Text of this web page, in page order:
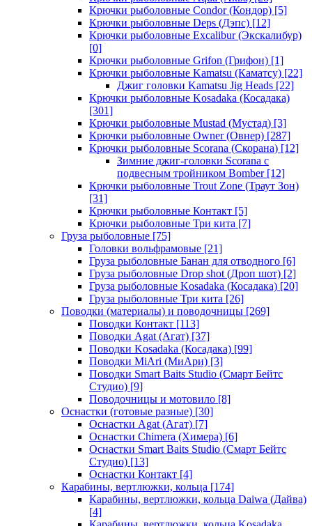
Крючки рыболовные Condor (Кондор) [5]
Крючки рыболовные Deps (Дэпс) [12]
Крючки рыболовные Excalibur (Экскалибур)
[0]
Крючки рыболовные Grifon (Грифон) [1]
Крючки рыболовные Kamatsu (Каматсу) [22]
Джиг головки Kamatsu Jig Heads [22]
Крючки рыболовные Kosadaka (Косадака)
[301]
Крючки рыболовные Mustad (Мустад) [3]
Крючки рыболовные Owner (Овнер) [287]
Крючки рыболовные Scorana (Скорана) [12]
Зимние джиг-головки Scorana с
подвесным тройником Bomber[12]
Крючки рыболовные Trout Zone (Траут Зон)
[31]
Крючки рыболовные Контакт [5]
Крючки рыболовные Три кита [7]
Груза рыболовные [75]
Головки вольфрамовые [21]
Груза рыболовные Банан для отводного [6]
Груза рыболовные Drop shot (Дроп шот) [2]
Груза рыболовные Kosadaka (Косадака) [20]
Груза рыболовные Три кита [26]
Поводки (материалы) и поводочницы [269]
Поводки Контакт [113]
Поводки Agat (Агат) [37]
Поводки Kosadaka (Косадака) [99]
Поводки MiAri (МиАри) [3]
Поводки Smart Baits Studio (Смарт Бейтс
Студио) [9]
Поводочницы и мотовило [8]
Оснастки (готовые разные) [30]
Оснастки Agat (Агат) [7]
Оснастки Chimera (Химера) [6]
Оснастки Smart Baits Studio (Смарт Бейтс
Студио) [13]
Оснастки Контакт [4]
Карабины, вертлюжки, кольца [174]
Карабины, вертлюжки, кольца Daiwa (Дайва)
[4]